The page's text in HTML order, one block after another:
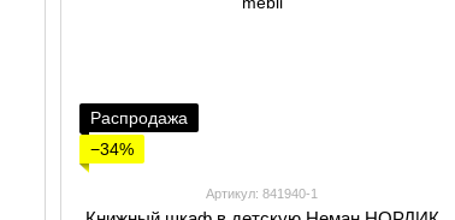
Распродажа
−34%
Артикул: 841940-1